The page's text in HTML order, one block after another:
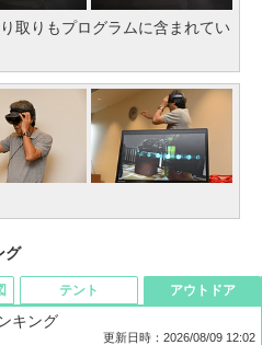
取りもプログラムに含まれてい
グ
テント アウトドア
キング
更新日時：2026/08/09 12:02